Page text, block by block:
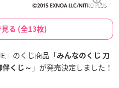
見る (全13枚)
』のくじ商品「みんなのくじ 刀
伴くじ～ 」が発売決定しました！